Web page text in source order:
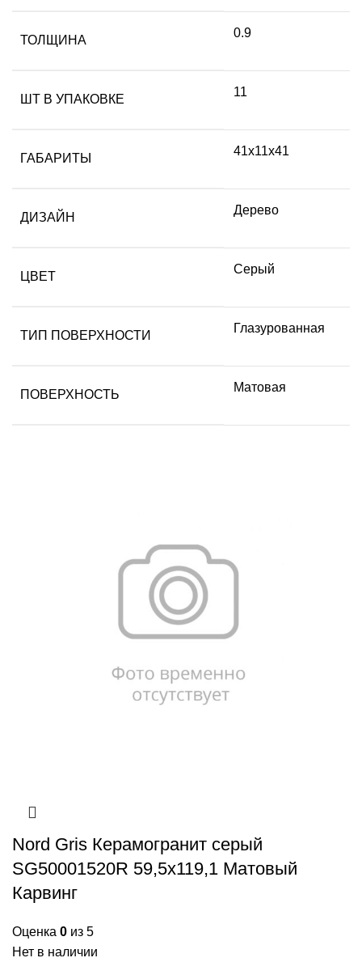
ТОЛЩИНА
0.9
ШТ В УПАКОВКЕ
11
ГАБАРИТЫ
41х11х41
ДИЗАЙН
Дерево
ЦВЕТ
Серый
ТИП ПОВЕРХНОСТИ
Глазурованная
ПОВЕРХНОСТЬ
Матовая
Nord Gris Керамогранит серый
SG50001520R 59,5х119,1 Матовый
Карвинг
Оценка 0 из 5
Нет в наличии